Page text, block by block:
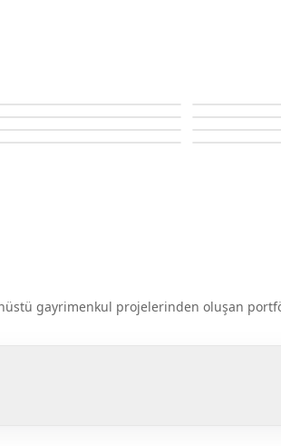
Rivo
Rivo
Rivo
gayrimenkul projelerinden oluşan